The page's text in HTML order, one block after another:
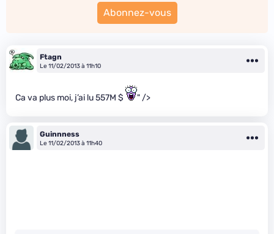
Abonnez-vous
Ftagn
Le 11/02/2013 à 11h10
Ca va plus moi, j’ai lu 557M $ " />
Guinnness
Le 11/02/2013 à 11h40